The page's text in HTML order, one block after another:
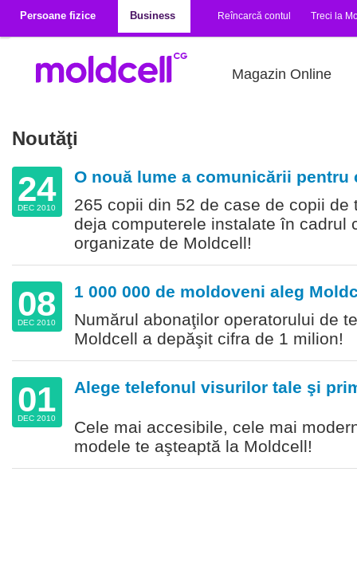
Persoane fizice
Business Reîncarcă contul Treci la
Magazin Online
Noutăţi
24
DEC 2010
O nouă lume a comunicării pentru
265 copii din 52 de case de copii de
deja computerele instalate în cadrul
organizate de Moldcell!
08
DEC 2010
1 000 000 de moldoveni aleg
Numărul abonaţilor operatorului de
Moldcell a depăşit cifra de 1 milion!
01
DEC 2010
Alege telefonul visurilor tale şi
Cele mai accesibile, cele mai
modele te aşteaptă la Moldcell!